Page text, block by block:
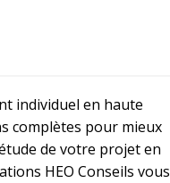
individuel en haute
complètes pour mieux
de votre projet en
HEO Conseils vous